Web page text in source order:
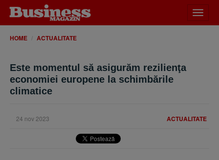
meniu
HOME ACTUALITATE
Este momentul să asigurăm rezilienţa
economiei europene la schimbările
climatice
ACTUALITATE
24 nov 2023